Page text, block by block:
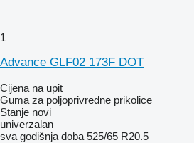
1
Advance GLF02 173F DOT
Cijena na upit
Guma za poljoprivredne prikolice
Stanje novi
univerzalan
sva godišnja doba 525/65 R20.5